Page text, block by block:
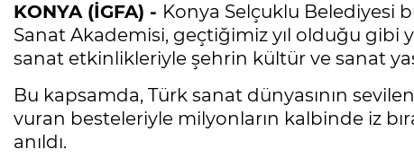
KONYA (İGFA) - Konya Selçuklu Belediyesi
Sanat Akademisi, geçtiğimiz yıl olduğu gibi
sanat etkinlikleriyle şehrin kültür ve sanat
Bu kapsamda, Türk sanat dünyasının
vuran besteleriyle milyonların kalbinde iz
anıldı.